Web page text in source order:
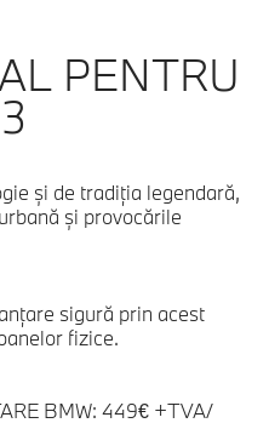
PENTRU
şi de tradiţia legendară,
şi provocările
sigură prin acest
fizice.
BMW: 449€ +TVA/